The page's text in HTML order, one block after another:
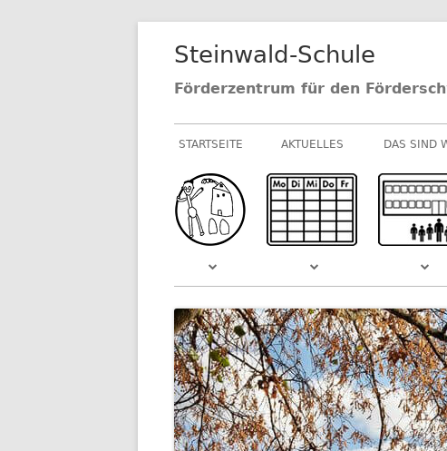
Steinwald-Schule
Förderzentrum für den
Primäres
Menü
STARTSEITE AKTUELLES
NEUIGKEITEN AUS DEM
SCHULLEBEN
DAS SIND